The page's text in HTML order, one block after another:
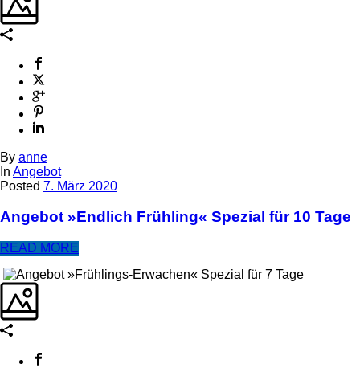
By anne
In Angebot
Posted 7. März 2020
Angebot »Endlich Frühling« Spezial für 10 Tage
READ MORE